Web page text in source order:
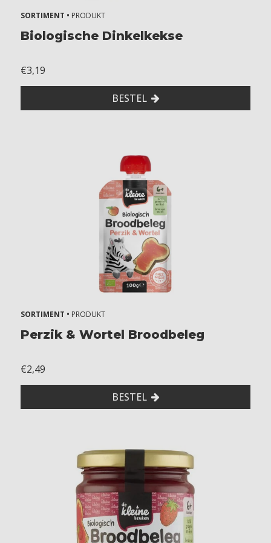
SORTIMENT • PRODUKT
Biologische Dinkelkekse
€3,19
BESTEL
SORTIMENT • PRODUKT
Perzik & Wortel Broodbeleg
€2,49
BESTEL